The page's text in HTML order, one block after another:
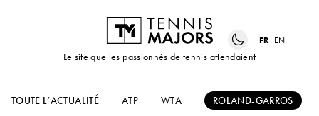
Le site que les passionnés de tennis attendaient
FR EN
TOUTE L’ACTUALITÉ ATP WTA ROLAND-GARROS